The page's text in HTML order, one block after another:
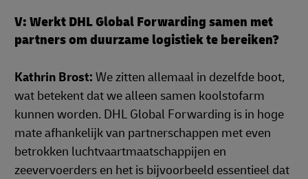
V: Werkt DHL Global Forwarding samen met
partners om duurzame logistiek te bereiken?
Kathrin Brost: We zitten allemaal in dezelfde boot,
wat betekent dat we alleen samen koolstofarm
kunnen worden. DHL Global Forwarding is in hoge
mate afhankelijk van partnerschappen met even
betrokken luchtvaartmaatschappijen en
zeevervoerders en het is bijvoorbeeld essentieel dat